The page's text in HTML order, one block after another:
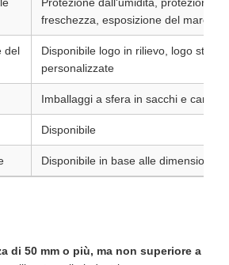
freschezza, esposizione del marchio
del
Disponibile logo in rilievo, logo
personalizzate
Imballaggi a sfera in sacchi e
Disponibile
Disponibile in base alle dimensioni
di 50 mm o più, ma non superiore a